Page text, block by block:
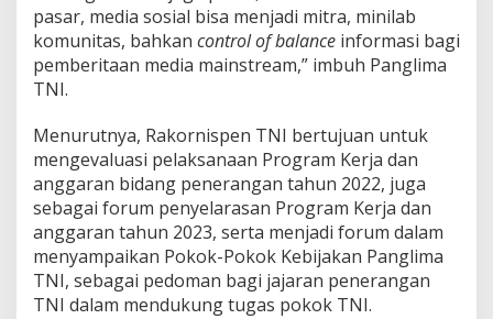
pasar, media sosial bisa menjadi mitra, minilab
komunitas, bahkan control of balance informasi bagi
pemberitaan media mainstream,” imbuh Panglima
TNI.
Menurutnya, Rakornispen TNI bertujuan untuk
mengevaluasi pelaksanaan Program Kerja dan
anggaran bidang penerangan tahun 2022, juga
sebagai forum penyelarasan Program Kerja dan
anggaran tahun 2023, serta menjadi forum dalam
menyampaikan Pokok-Pokok Kebijakan Panglima
TNI, sebagai pedoman bagi jajaran penerangan
TNI dalam mendukung tugas pokok TNI.